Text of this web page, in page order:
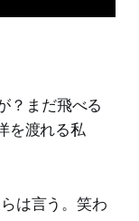
？まだ飛べる
を渡れる私
は言う。笑わ